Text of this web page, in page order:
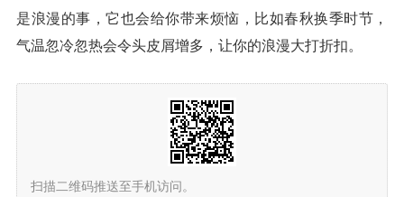
是浪漫的事，它也会给你带来烦恼，比如春秋换季时节，
气温忽冷忽热会令头皮屑增多，让你的浪漫大打折扣。
扫描二维码推送至手机访问。